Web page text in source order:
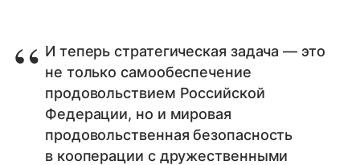
И теперь стратегическая задача — это
не только самообеспечение
продовольствием Российской
Федерации, но и мировая
продовольственная безопасность
в кооперации с дружественными